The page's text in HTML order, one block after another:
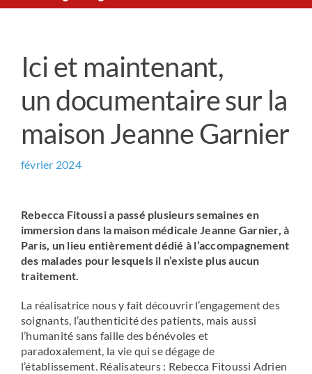
Prière universelle
Qui sommes-nous ?
Contact
Ici et maintenant,
un documentaire sur la
maison Jeanne Garnier
février 2024
Rebecca Fitoussi a passé plusieurs semaines en
immersion dans la maison médicale Jeanne Garnier, à
Paris, un lieu entièrement dédié à l’accompagnement
des malades pour lesquels il n’existe plus aucun
traitement.
La réalisatrice nous y fait découvrir l’engagement des
soignants, l’authenticité des patients, mais aussi
l’humanité sans faille des bénévoles et
paradoxalement, la vie qui se dégage de
l’établissement. Réalisateurs : Rebecca Fitoussi Adrien